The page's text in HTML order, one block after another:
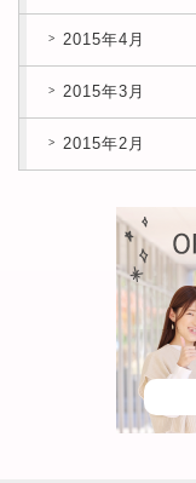
2015年4月
2015年3月
2015年2月